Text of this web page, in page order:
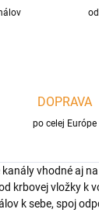
DOPRAVA
po celej Európe
vhodné aj
krbovej vložky k
k sebe, spoj